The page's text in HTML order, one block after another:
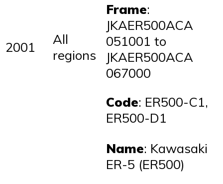
2001
All
regions
Frame:
JKAER500ACA
051001 to
JKAER500ACA
067000
Code: ER500-C1,
ER500-D1
Name: Kawasaki
ER-5 (ER500)